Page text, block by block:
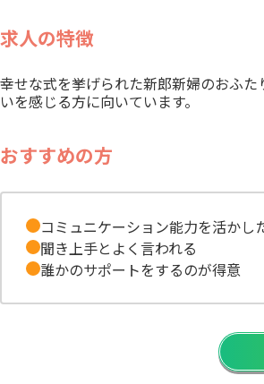
求人の特徴
幸せな式を挙げられた新郎新婦のおふ
いを感じる方に向いています。
おすすめの方
コミュニケーション能力を活かし
聞き上手とよく言われる
誰かのサポートをするのが得意